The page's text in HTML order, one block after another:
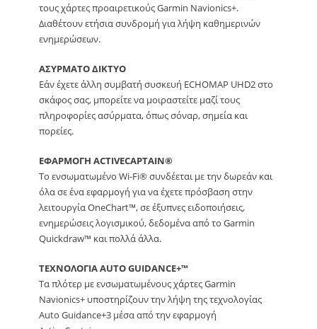
τους χάρτες προαιρετικούς Garmin Navionics+.
Διαθέτουν ετήσια συνδρομή για λήψη καθημερινών
ενημερώσεων.
ΑΣΥΡΜΑΤΟ ΔΙΚΤΥΟ
Εάν έχετε άλλη συμβατή συσκευή ECHOMAP UHD2 στο
σκάφος σας, μπορείτε να μοιραστείτε μαζί τους
πληροφορίες ασύρματα, όπως σόναρ, σημεία και
πορείες.
ΕΦΑΡΜΟΓΗ ACTIVECAPTAIN®
Το ενσωματωμένο Wi-Fi® συνδέεται με την δωρεάν και
όλα σε ένα εφαρμογή για να έχετε πρόσβαση στην
λειτουργία OneChart™, σε έξυπνες ειδοποιήσεις,
ενημερώσεις λογισμικού, δεδομένα από το Garmin
Quickdraw™ και πολλά άλλα.
ΤΕΧΝΟΛΟΓΙΑ AUTO GUIDANCE+™
Τα πλότερ με ενσωματωμένους χάρτες Garmin
Navionics+ υποστηρίζουν την λήψη της τεχνολογίας
Auto Guidance+3 μέσα από την εφαρμογή